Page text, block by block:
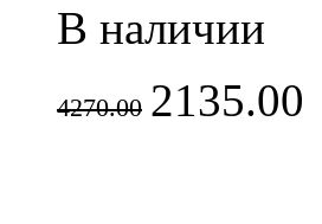
В наличии
4270.00 2135.00